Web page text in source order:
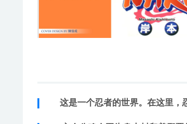
这是一个忍者的世界。在这里，